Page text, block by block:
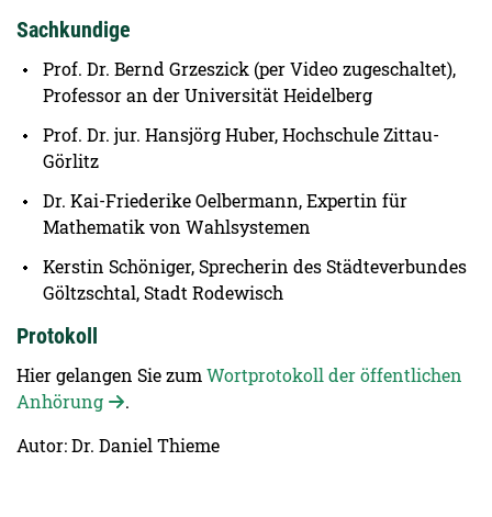
Sachkundige
Prof. Dr. Bernd Grzeszick (per Video zugeschaltet),
Professor an der Universität Heidelberg
Prof. Dr. jur. Hansjörg Huber, Hochschule Zittau-
Görlitz
Dr. Kai-Friederike Oelbermann, Expertin für
Mathematik von Wahlsystemen
Kerstin Schöniger, Sprecherin des Städteverbundes
Göltzschtal, Stadt Rodewisch
Protokoll
Hier gelangen Sie zumWortprotokoll der öffentlichen
Anhörung
.
Autor: Dr. Daniel Thieme